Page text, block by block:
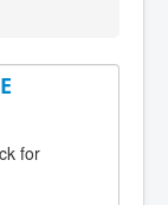
for